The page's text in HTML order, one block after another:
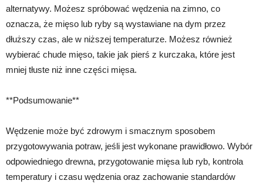
alternatywy. Możesz spróbować wędzenia na zimno, co
oznacza, że mięso lub ryby są wystawiane na dym przez
dłuższy czas, ale w niższej temperaturze. Możesz również
wybierać chude mięso, takie jak pierś z kurczaka, które jest
mniej tłuste niż inne części mięsa.
**Podsumowanie**
Wędzenie może być zdrowym i smacznym sposobem
przygotowywania potraw, jeśli jest wykonane prawidłowo. Wybór
odpowiedniego drewna, przygotowanie mięsa lub ryb, kontrola
temperatury i czasu wędzenia oraz zachowanie standardów